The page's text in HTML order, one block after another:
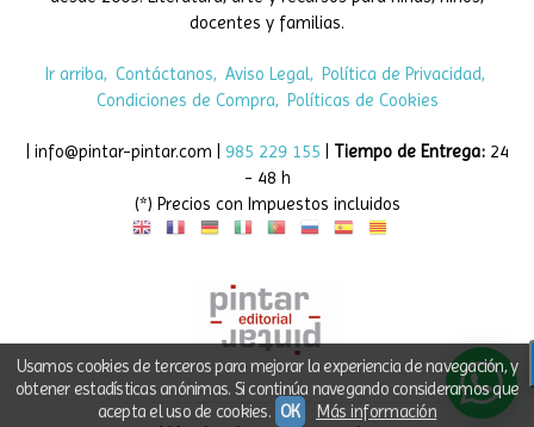
docentes y familias.
Ir arriba Contáctanos Aviso Legal Política de Privacidad
Condiciones de Compra
Políticas de Cookies
| info@pintar-pintar.com | 985 229 155 Tiempo de Entrega: 24
- 48 h
(*) Precios con Impuestos incluidos
Usamos cookies de terceros para mejorar la experiencia de navegación, y
obtener estadísticas anónimas. Si continúa navegando consideramos que
acepta el uso de cookies. OK Más información